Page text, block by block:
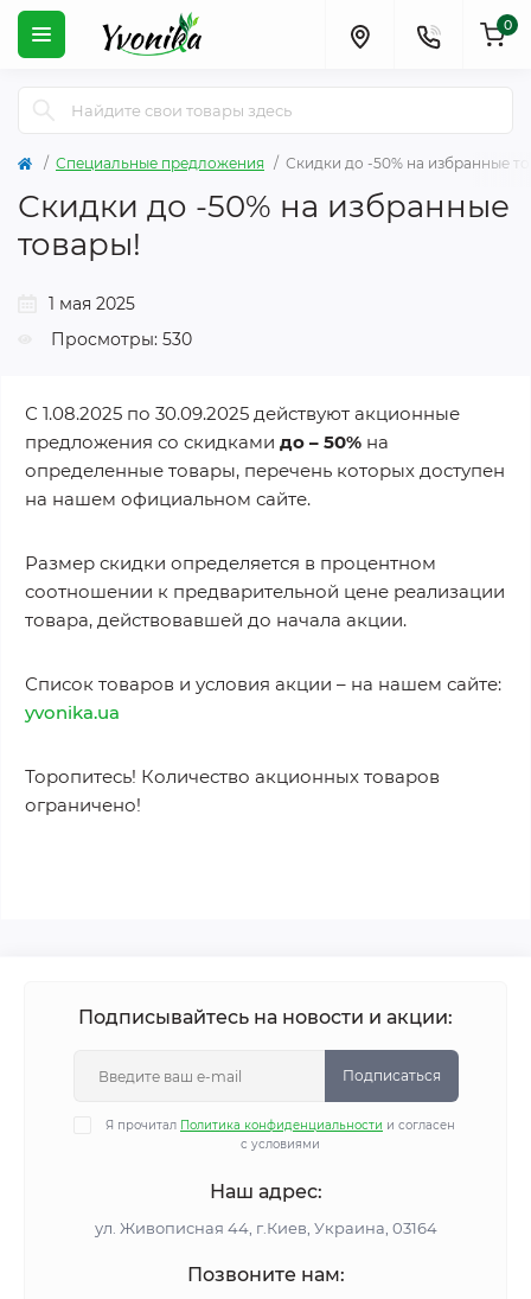
0
Специальные предложения Скидки до -50% на избранные
Скидки до -50% на избранные
товары!
1 мая 2025
Просмотры: 530
С 1.08.2025 по 30.09.2025 действуют акционные
предложения со скидками до – 50% на
определенные товары, перечень которых доступен
на нашем официальном сайте.
Размер скидки определяется в процентном
соотношении к предварительной цене реализации
товара, действовавшей до начала акции.
Список товаров и условия акции – на нашем сайте:
yvonika.ua
Торопитесь! Количество акционных товаров
ограничено!
Подписывайтесь на новости и акции:
Подписаться
Я прочитал Политика конфиденциальности и согласен
с условиями
Наш адрес:
ул. Живописная 44, г.Киев, Украина, 03164
Позвоните нам: